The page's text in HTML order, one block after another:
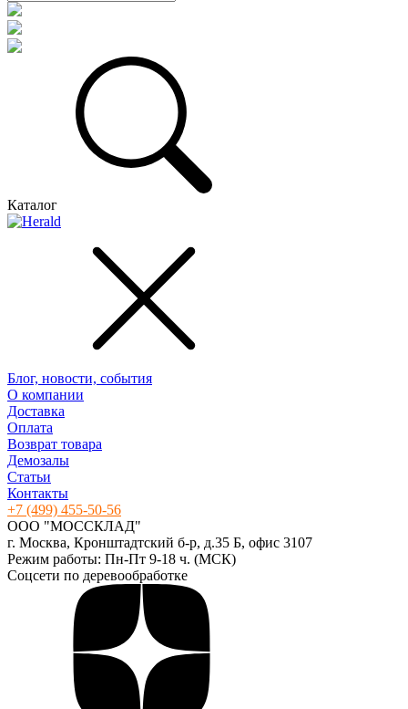
Каталог
Блог, новости, события
О компании
Доставка
Оплата
Возврат товара
Демозалы
Статьи
Контакты
+7 (499) 455-50-56
ООО "МОССКЛАД"
г. Москва, Кронштадтский б-р, д.35 Б, офис 3107
Режим работы: Пн-Пт 9-18 ч. (МСК)
Соцсети по деревообработке